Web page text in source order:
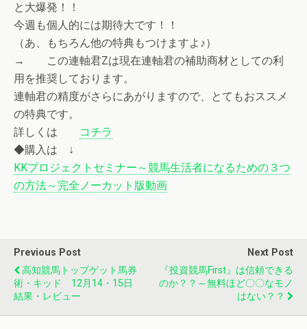
と大爆発！！
今週も個人的には期待大です！！
（あ、もちろん他の特典もつけますよ♪）
→ この連軸君Zは現在連軸君の補助商材としての利
用を推奨しております。
連軸君の精度がさらにあがりますので、とてもおススメ
の特典です。
詳しくは
コチラ
◆購入は ↓
KKプロジェクトセミナー～競馬生活者になるための３つ
の方法～完全ノーカット版動画
Previous Post
高知競馬トップゲット馬券
術・キッド 12月14・15日
結果・レビュー
Next Post
『投資競馬first』は信頼できる
のか？？～無料ほど〇〇なモノ
はない？？